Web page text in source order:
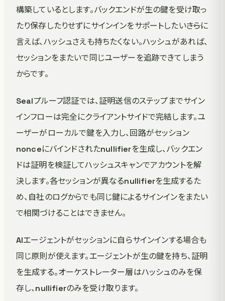
構築しているとします。バックエンドが生の鍵を受け取っ
たり保存したりせずにサインインをサポートしたい――さらに
言えば、ハッシュさえも持ちたくない。ハッシュがあれば、
セッションをまたいで同じユーザーを追跡できてしまう
からです。
Sealプルーフ認証では、証明送信のステップまでサイン
インフローは完全にクライアントサイドで完結します。ユ
ーザーがローカルで鍵を入力し、回路がセッション
nonceにバインドされたnullifierを生成し、バックエン
ドは証明を検証してハッシュスキャンでアカウントを解
決します。各セッションが異なるnullifierを生成するた
め、自社のログからでも同じ鍵によるサインインをまたい
で相関づけることはできません。
AIエージェントがセッションに自らサインインする場合も
同じ原則が使えます。エージェントが生の鍵を持ち、証明
を生成する。オーケストレーター層はハッシュのみを保
存し、nullifierのみを受け取ります。